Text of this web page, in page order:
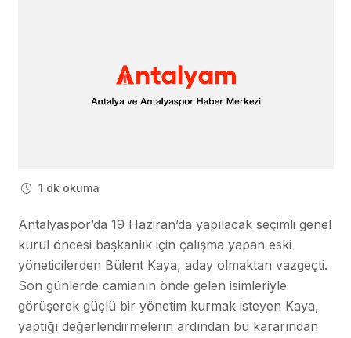
1 dk okuma
Antalyaspor’da 19 Haziran’da yapılacak seçimli genel
kurul öncesi başkanlık için çalışma yapan eski
yöneticilerden Bülent Kaya, aday olmaktan vazgeçti.
Son günlerde camianın önde gelen isimleriyle
görüşerek güçlü bir yönetim kurmak isteyen Kaya,
yaptığı değerlendirmelerin ardından bu kararından